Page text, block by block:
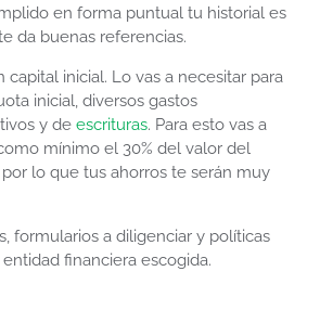
en forma puntual tu historial es
da buenas referencias.
capital inicial. Lo vas a necesitar para
inicial, diversos gastos
y de escrituras. Para esto vas a
mínimo el 30% del valor del
lo que tus ahorros te serán muy
formularios a diligenciar y políticas
financiera escogida.